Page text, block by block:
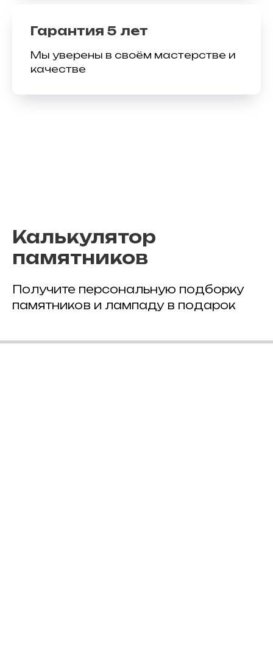
Гарантия 5 лет
Мы уверены в своём мастерстве и
качестве
Калькулятор
памятников
Получите персональную подборку
памятников и лампаду в подарок